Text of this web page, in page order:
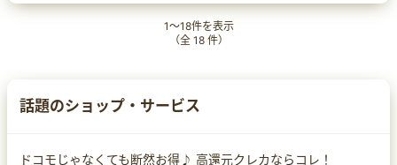
用するアイスウォッチの日本公式通販サイトで
1～18件を表示
（全 18件）
話題のショップ・サービス
ドコモじゃなくても断然お得♪ 高還元クレカならコレ！